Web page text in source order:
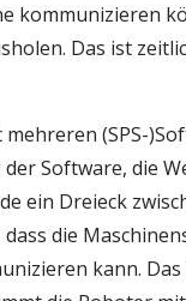
kommunizieren
Das ist
(SPS-
Software, die
ein Dreieck
die
kann.